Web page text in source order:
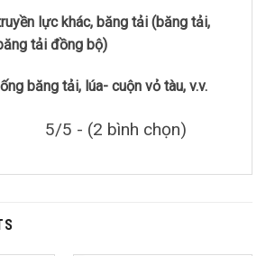
lực khác, băng tải (băng tải,
tải đồng bộ)
băng tải, lúa- cuộn vỏ tàu, v.v.
5/5 - (2 bình chọn)